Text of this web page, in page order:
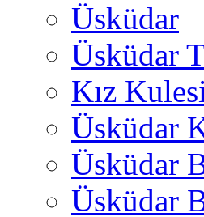
Üsküdar
Üsküdar
Kız
Üsküdar
Üsküdar
Üsküdar